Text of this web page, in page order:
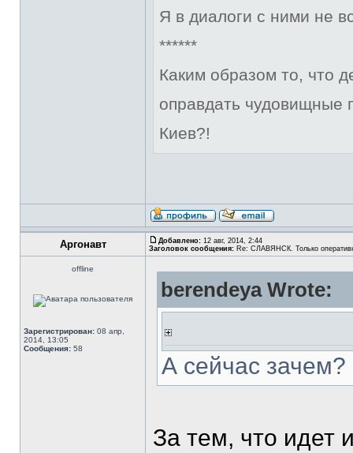
Я в диалоги с ними не
******
Каким образом то, что
оправдать чудовищные
Киев?!
Аргонавт Добавлено: 12 авг, 2014, 2:44
Заголовок сообщения: Re: СЛАВЯНСК. Только
offline
Зарегистрирован: 08 апр,
2014, 13:05
Сообщения: 58
berendeya Wrote:
А сейчас зачем?
За тем, что идет